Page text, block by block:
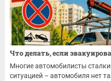
Что делать, если
Многие автомобилисты
ситуацией – автомобиля нет